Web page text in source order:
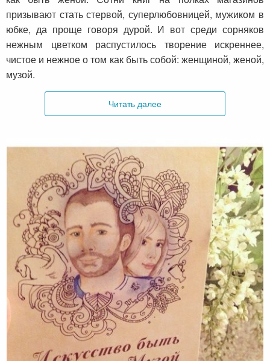
призывают стать стервой, суперлюбовницей, мужиком в
юбке, да проще говоря дурой. И вот среди сорняков
нежным цветком распустилось творение искреннее,
чистое и нежное о том как быть собой: женщиной, женой,
музой.
Читать далее